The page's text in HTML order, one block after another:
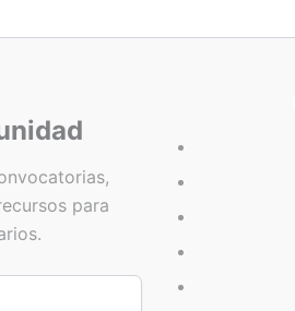
para